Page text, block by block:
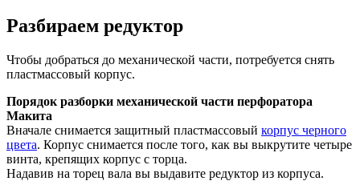
Разбираем редуктор
Чтобы добраться до механической части, потребуется снять
пластмассовый корпус.
Порядок разборки механической части перфоратора
Макита
Вначале снимается защитный пластмассовый корпус черного
цвета. Корпус снимается после того, как вы выкрутите четыре
винта, крепящих корпус с торца.
Надавив на торец вала вы выдавите редуктор из корпуса.